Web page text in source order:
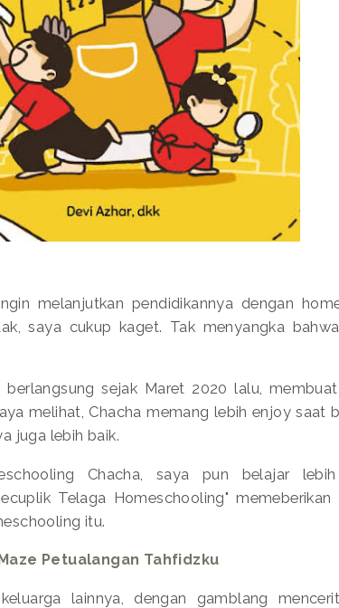
melanjutkan pendidikannya dengan
saya cukup kaget. Tak menyangka
sejak Maret 2020 lalu,
melihat, Chacha memang lebih enjoy saat
juga lebih baik.
Chacha, saya pun belajar
Telaga Homeschooling" memeberikan
itu.
Petualangan Tahfidzku
lainnya, dengan gamblang